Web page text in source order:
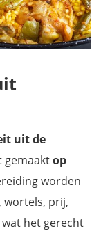
uit de
gemaaktop
worden
wortels, prij,
het gerecht